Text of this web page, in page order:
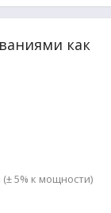
как
5% к мощности)